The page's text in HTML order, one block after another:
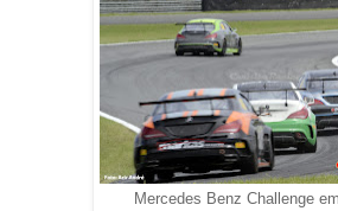
Mercedes Benz Challenge